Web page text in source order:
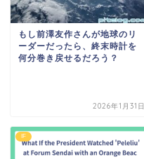
もし前澤友作さんが地球のリ
ーダーだったら、終末時計を
何分巻き戻せるだろう？
2026年1月31日
IF